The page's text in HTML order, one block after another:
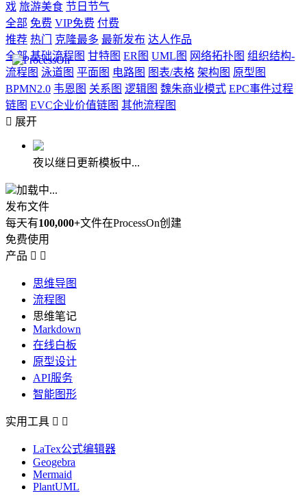
戏 旅游美食 节日节气
全部 免费 VIP免费 付费
推荐 热门 克隆最多 最新发布 达人作品
全部 基础流程图 甘特图 ER图 UML图 网络拓扑图 组织结构-
流程图 泳道图 平面图 电路图 图表/表格 架构图 原型图
BPMN2.0 韦恩图 关系图 逻辑图 魏朱商业模式 EPC事件过程
链图 EVC企业价值链图 其他流程图
 展开
夜以继日更新模板中...
加载中...
发布文件
每天有100,000+文件在ProcessOn创建
免费使用
产品  
思维导图
流程图
思维笔记
Markdown
在线白板
原型设计
API服务
智能图形
实用工具  
LaTex公式编辑器
Geogebra
Mermaid
PlantUML